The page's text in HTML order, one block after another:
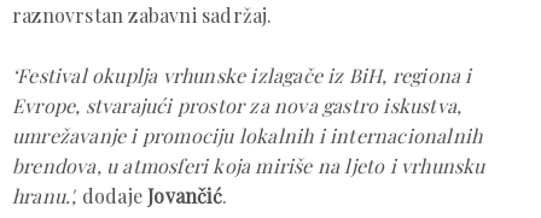
raznovrstan zabavni sadržaj.
‘Festival okuplja vrhunske izlagače iz BiH, regiona i
Evrope, stvarajući prostor za nova gastro iskustva,
umrežavanje i promociju lokalnih i internacionalnih
brendova, u atmosferi koja miriše na ljeto i vrhunsku
hranu.', dodajeJovančić.